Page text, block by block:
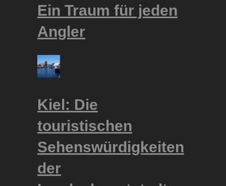
Ein Traum für jeden
Angler
Kiel: Die
touristischen
Sehenswürdigkeiten
der